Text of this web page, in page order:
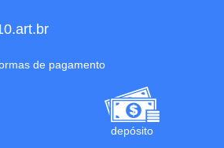
de pagamento
depósito